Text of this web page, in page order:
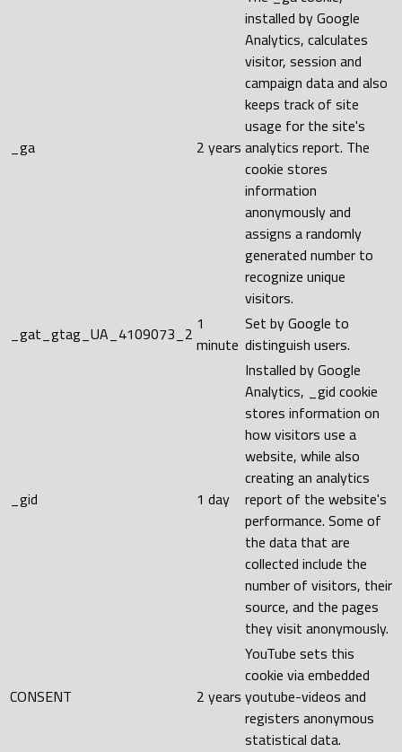
_ga 2 years
installed by Google
Analytics, calculates
visitor, session and
campaign data and also
keeps track of site
usage for the site's
analytics report. The
cookie stores
information
anonymously and
assigns a randomly
generated number to
recognize unique
visitors.
_gat_gtag_UA_4109073_2 1
minute
Set by Google to
distinguish users.
_gid 1 day
Installed by Google
Analytics, _gid cookie
stores information on
how visitors use a
website, while also
creating an analytics
report of the website's
performance. Some of
the data that are
collected include the
number of visitors, their
source, and the pages
they visit anonymously.
CONSENT 2 years
YouTube sets this
cookie via embedded
youtube-videos and
registers anonymous
statistical data.